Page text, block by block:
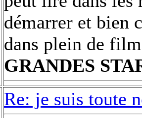
démarrer et bien
dans plein de
GRANDES
Re: je suis toute